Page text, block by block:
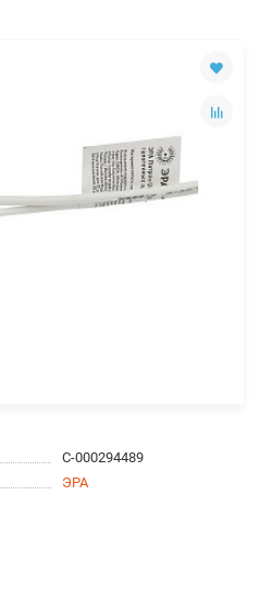
С-000294489
ЭРА